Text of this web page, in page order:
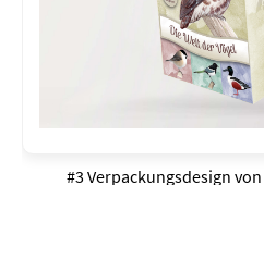
#3 Verpackungsdesign von